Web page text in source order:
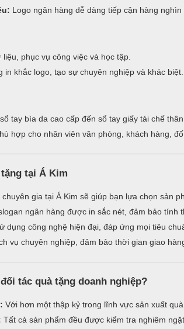
Logo ngân hàng dễ dàng tiếp cận hàng nghìn
phục vụ công việc và học tập.
in khắc logo, tạo sự chuyên nghiệp và khác biệt.
tay bìa da cao cấp đến sổ tay giấy tái chế
hợp cho nhân viên văn phòng, khách hàng,
tại Á Kim
gia tại Á Kim sẽ giúp bạn lựa chọn sản
ngân hàng được in sắc nét, đảm bảo tính
dụng công nghệ hiện đại, đáp ứng mọi tiêu
vụ chuyên nghiệp, đảm bảo thời gian giao
tác quà tặng doanh nghiệp?
Với hơn một thập kỷ trong lĩnh vực sản xuất
Tất cả sản phẩm đều được kiểm tra nghiêm